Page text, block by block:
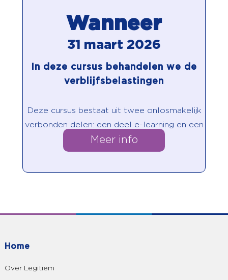
Wanneer
31 maart 2026
In deze cursus behandelen we de
verblijfsbelastingen
Deze cursus bestaat uit twee onlosmakelijk
verbonden delen: een deel e-learning en een
deel contactonderwijs.
Meer info
Home
Over Legitiem